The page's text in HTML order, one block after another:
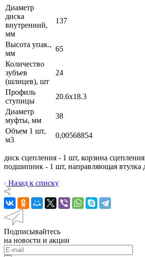
Диаметр
диска
внутренний,
мм
137
Высота упак.,
мм
65
Количество
зубъев
(шлицев), шт
24
Профиль
ступицы
20.6х18.3
Диаметр
муфты, мм
38
Объем 1 шт,
м3
0,00568854
диск сцепления - 1 шт, корзина
подшипник - 1 шт, направляющая втулка
Назад к списку
Подписывайтесь
на новости и акции